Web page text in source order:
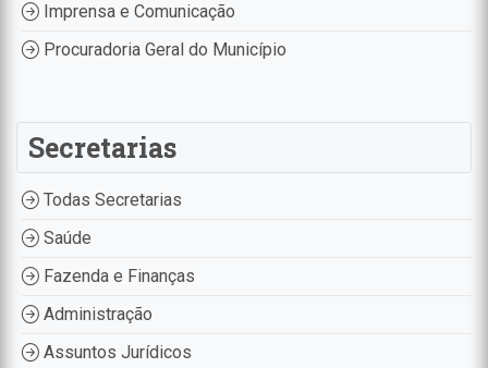
Imprensa e Comunicação
Procuradoria Geral do Município
Secretarias
Todas Secretarias
Saúde
Fazenda e Finanças
Administração
Assuntos Jurídicos